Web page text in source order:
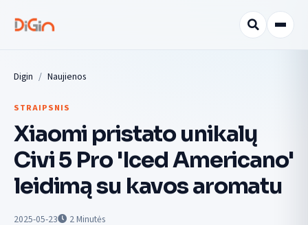
Digin Naujienos
STRAIPSNIS
Xiaomi pristato unikalų
Civi 5 Pro 'Iced Americano'
leidimą su kavos aromatu
2025-05-23 2Minutės